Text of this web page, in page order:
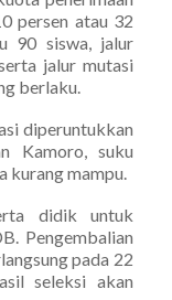
persen atau 32
90 siswa, jalur
jalur mutasi
berlaku.
diperuntukkan
Kamoro, suku
kurang mampu.
didik untuk
Pengembalian
pada 22
seleksi akan